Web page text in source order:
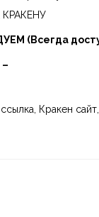
КРАКЕНУ
(Всегда
Кракен